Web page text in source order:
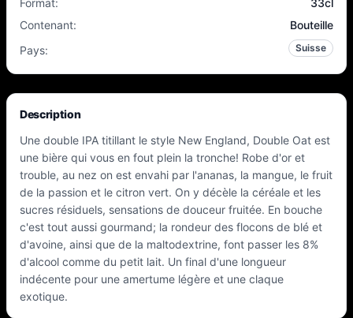
Format:
33cl
Contenant:
Bouteille
Pays: Suisse
Description
Une double IPA titillant le style New England, Double Oat est
une bière qui vous en fout plein la tronche! Robe d'or et
trouble, au nez on est envahi par l'ananas, la mangue, le fruit
de la passion et le citron vert. On y décèle la céréale et les
sucres résiduels, sensations de douceur fruitée. En bouche
c'est tout aussi gourmand; la rondeur des flocons de blé et
d'avoine, ainsi que de la maltodextrine, font passer les 8%
d'alcool comme du petit lait. Un final d'une longueur
indécente pour une amertume légère et une claque
exotique.